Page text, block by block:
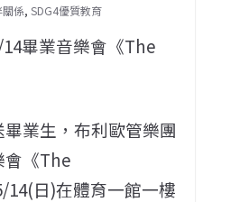
係, SDG4優質教育
畢業音樂會《The
業生，布利歐管樂團
會《The
日)在體育一館一樓